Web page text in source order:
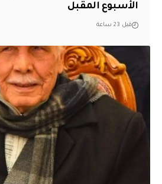
الأسبوع المقبل
قبل 23 ساعة